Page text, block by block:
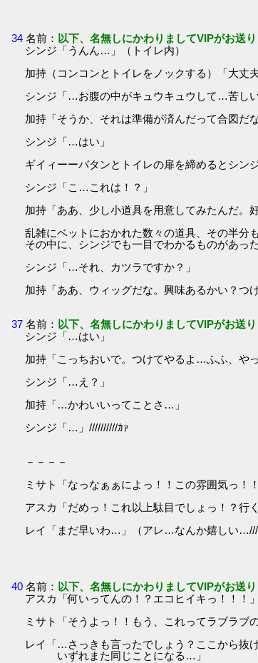
34 名前： 以下、名無しにかわりましてVIPがお送
シンジ「うんん…」（トイレ内）
加持（コンコンとトイレをノックする）「大丈
シンジ「…お腹の中がキュウキュウして…苦し
加持「そうか、それは準備が済んだって合図だ
シンジ「…はい」
ギイィーーバタンとトイレの扉を締めるとシン
シンジ「こ…これは！？」
加持「ああ、少し小道具を用意してみたんだ。
乱雑にベットにおかれた数々の道具、その半分
その中に、シンジでも一目でわかるものがあった
シンジ「…それ、カツラですか？」
加持「ああ、ウィッグだな。興味あるかい？つ
37 名前： 以下、名無しにかわりましてVIPがお送
シンジ「…はい」
加持「こっちおいで。つけてやるよ…ふふ、や
シンジ「…え？」
加持「…かわいいってことさ…」
シンジ「…」//////////ｶｧ
－－－－
ミサト「なっなぁぁによっ！！この雰囲気っ！！
アスカ「だめっ！これ以上駄目でしょっ！？行
レイ「まだ早いわ…」（アレ…なんか嬉しい
40 名前： 以下、名無しにかわりましてVIPがお送
アスカ「何いってんの！？エコヒイキっ！！！」
ミサト「そうよっ！！もう、これってラブラブ
レイ「…さっきも言ったでしょう？ここから抜
いずれまた同じことになる…」